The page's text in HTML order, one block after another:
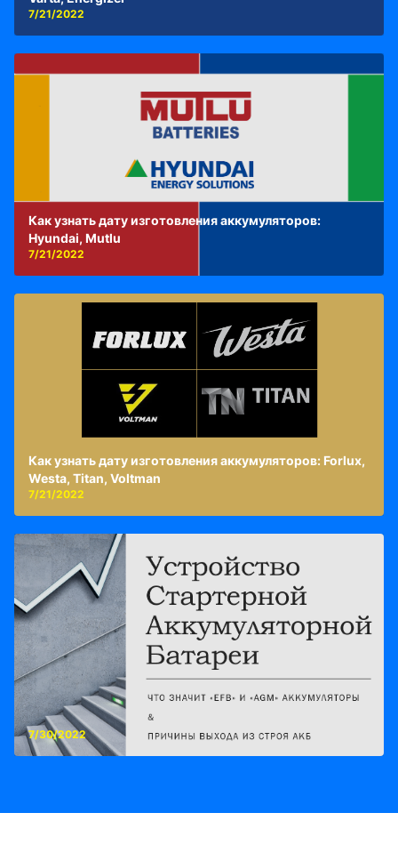
7/21/2022
Как узнать дату изготовления аккумуляторов:
Hyundai, Mutlu
7/21/2022
Как узнать дату изготовления аккумуляторов: Forlux,
Westa, Titan, Voltman
7/21/2022
7/30/2022